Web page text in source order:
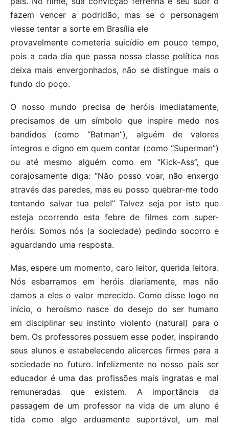
fazem vencer a podridão, mas se o personagem
viesse tentar a sorte em Brasília ele
provavelmente cometeria suicídio em pouco tempo,
pois a cada dia que passa nossa classe política nos
deixa mais envergonhados, não se distingue mais o
fundo do poço.
O nosso mundo precisa de heróis imediatamente,
precisamos de um símbolo que inspire medo nos
bandidos (como “Batman”), alguém de valores
íntegros e digno em quem contar (como “Superman”)
ou até mesmo alguém como em “Kick-Ass”, que
corajosamente diga: “Não posso voar, não enxergo
através das paredes, mas eu posso quebrar-me todo
tentando salvar tua pele!” Talvez seja por isto que
esteja ocorrendo esta febre de filmes com super-
heróis: Somos nós (a sociedade) pedindo socorro e
aguardando uma resposta.
Mas, espere um momento, caro leitor, querida leitora.
Nós esbarramos em heróis diariamente, mas não
damos a eles o valor merecido. Como disse logo no
início, o heroísmo nasce do desejo do ser humano
em disciplinar seu instinto violento (natural) para o
bem. Os professores possuem esse poder, inspirando
seus alunos e estabelecendo alicerces firmes para a
sociedade no futuro. Infelizmente no nosso país ser
educador é uma das profissões mais ingratas e mal
remuneradas que existem. A importância da
passagem de um professor na vida de um aluno é
tida como algo arduamente suportável, um mal